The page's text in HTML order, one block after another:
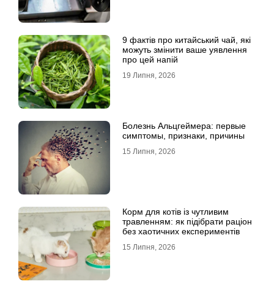
9 фактів про китайський чай, які
можуть змінити ваше уявлення
про цей напій
19 Липня, 2026
Болезнь Альцгеймера: первые
симптомы, признаки, причины
15 Липня, 2026
Корм для котів із чутливим
травленням: як підібрати раціон
без хаотичних експериментів
15 Липня, 2026